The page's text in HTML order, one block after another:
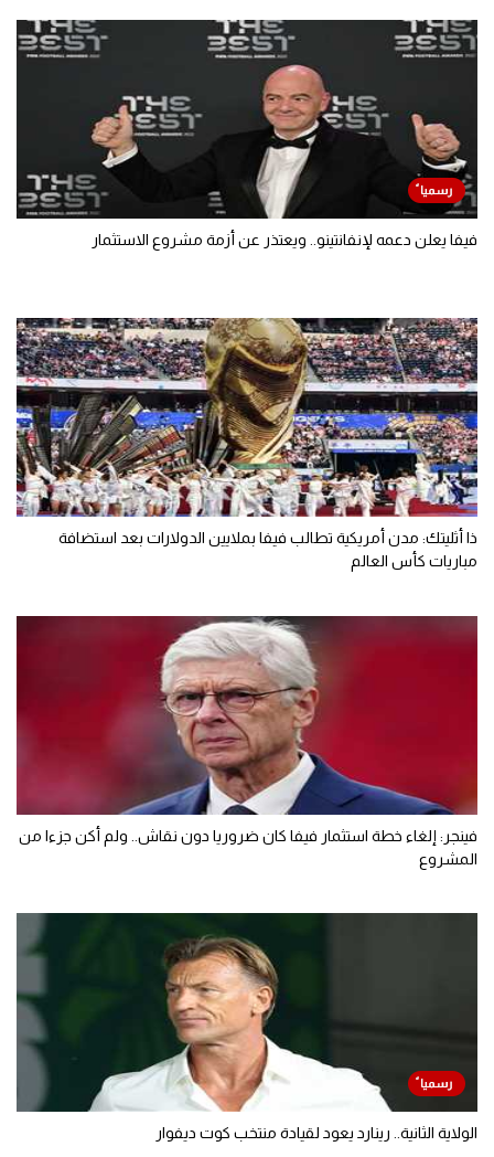
فيفا يعلن دعمه لإنفانتينو.. ويعتذر عن أزمة مشروع الاستثمار
ذا أثليتك: مدن أمريكية تطالب فيفا بملايين الدولارات بعد استضافة
مباريات كأس العالم
فينجر: إلغاء خطة استثمار فيفا كان ضروريا دون نقاش.. ولم أكن جزءا من
المشروع
الولاية الثانية.. رينارد يعود لقيادة منتخب كوت ديفوار